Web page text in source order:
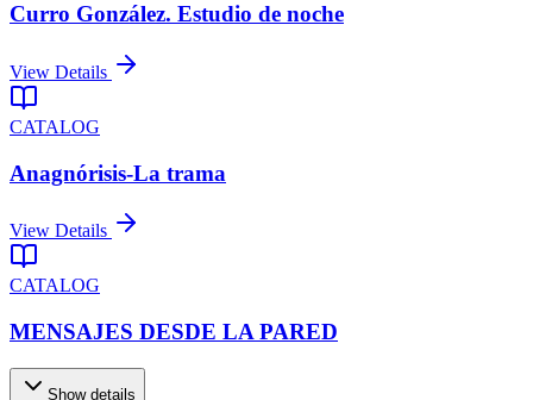
Curro González. Estudio de noche
View Details
CATALOG
Anagnórisis-La trama
View Details
CATALOG
MENSAJES DESDE LA PARED
Show details